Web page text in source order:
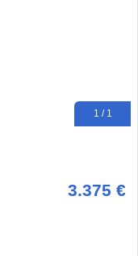
1 / 1
3.375 €